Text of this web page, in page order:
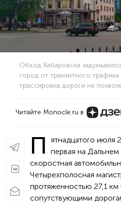
Обход Хабаровска
город от транзитного
трассировка дороги не
Читайте Monocle.ru в
П
ятнадцатого июля
первая на
скоростная
Четырехполосная
протяженностью 27,1 км
сопутствующими